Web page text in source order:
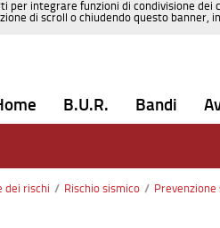
integrare funzioni di condivisione dei
di scroll o chiudendo questo banner,
B.U.R. Bandi
dei rischi / Rischio sismico / Prevenzione